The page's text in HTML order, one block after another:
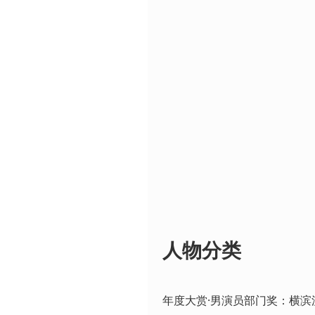
人物分类
年度大赏·男演员部门奖：横滨